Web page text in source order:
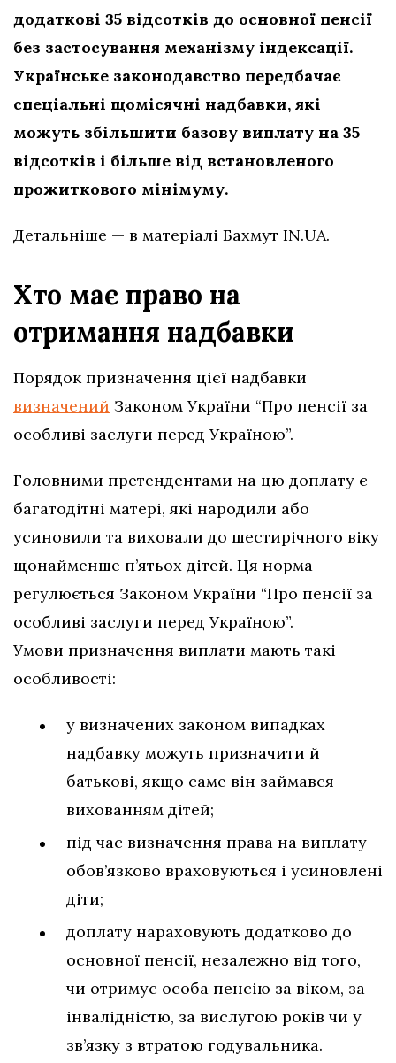
додаткові 35 відсотків до основної пенсії
без застосування механізму індексації.
Українське законодавство передбачає
спеціальні щомісячні надбавки, які
можуть збільшити базову виплату на 35
відсотків і більше від встановленого
прожиткового мінімуму.
Детальніше — в матеріалі Бахмут IN.UA.
Хто має право на
отримання надбавки
Порядок призначення цієї надбавки
визначений Законом України “Про пенсії за
особливі заслуги перед Україною”.
Головними претендентами на цю доплату є
багатодітні матері, які народили або
усиновили та виховали до шестирічного віку
щонайменше п’ятьох дітей. Ця норма
регулюється Законом України “Про пенсії за
особливі заслуги перед Україною”.
Умови призначення виплати мають такі
особливості:
у визначених законом випадках
надбавку можуть призначити й
батькові, якщо саме він займався
вихованням дітей;
під час визначення права на виплату
обов’язково враховуються і усиновлені
діти;
доплату нараховують додатково до
основної пенсії, незалежно від того,
чи отримує особа пенсію за віком, за
інвалідністю, за вислугою років чи у
зв’язку з втратою годувальника.